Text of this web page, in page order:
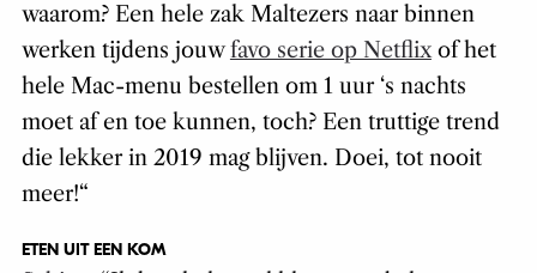
waarom? Een hele zak Maltezers naar binnen
werken tijdens jouwfavo serie op Netflixof het
hele Mac-menu bestellen om 1 uur ‘s nachts
moet af en toe kunnen, toch? Een truttige trend
die lekker in 2019 mag blijven. Doei, tot nooit
meer!“
ETEN UIT EEN KOM